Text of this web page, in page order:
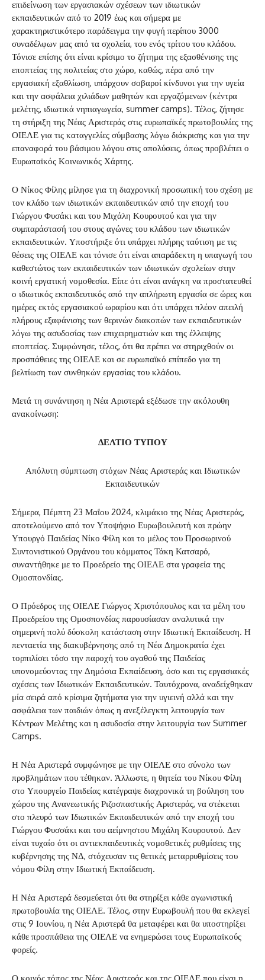
επιδείνωση των εργασιακών σχέσεων των ιδιωτικών
εκπαιδευτικών από το 2019 έως και σήμερα με
χαρακτηριστικότερο παράδειγμα την φυγή περίπου 3000
συναδέλφων μας από τα σχολεία, του ενός τρίτου του κλάδου.
Τόνισε επίσης ότι είναι κρίσιμο το ζήτημα της εξασθένισης της
εποπτείας της πολιτείας στο χώρο, καθώς, πέρα από την
εργασιακή εξαθλίωση, υπάρχουν σοβαροί κίνδυνοι για την υγεία
και την ασφάλεια χιλιάδων μαθητών και εργαζόμενων (κέντρα
μελέτης, ιδιωτικά νηπιαγωγεία, summer camps). Τέλος, ζήτησε
τη στήριξη της Νέας Αριστεράς στις ευρωπαϊκές πρωτοβουλίες της
ΟΙΕΛΕ για τις καταγγελίες σύμβασης λόγω διάκρισης και για την
επαναφορά του βάσιμου λόγου στις απολύσεις, όπως προβλέπει ο
Ευρωπαϊκός Κοινωνικός Χάρτης.
Ο Νίκος Φίλης μίλησε για τη διαχρονική προσωπική του σχέση με
τον κλάδο των ιδιωτικών εκπαιδευτικών από την εποχή του
Γιώργου Φυσάκι και του Μιχάλη Κουρουτού και για την
συμπαράστασή του στους αγώνες του κλάδου των ιδιωτικών
εκπαιδευτικών. Υποστήριξε ότι υπάρχει πλήρης ταύτιση με τις
θέσεις της ΟΙΕΛΕ και τόνισε ότι είναι απαράδεκτη η υπαγωγή του
καθεστώτος των εκπαιδευτικών των ιδιωτικών σχολείων στην
κοινή εργατική νομοθεσία. Είπε ότι είναι ανάγκη να προστατευθεί
ο ιδιωτικός εκπαιδευτικός από την απλήρωτη εργασία σε ώρες και
ημέρες εκτός εργασιακού ωραρίου και ότι υπάρχει πλέον απειλή
πλήρους εξαφάνισης των θερινών διακοπών των εκπαιδευτικών
λόγω της ασυδοσίας των επιχειρηματιών και της έλλειψης
εποπτείας. Συμφώνησε, τέλος, ότι θα πρέπει να στηριχθούν οι
προσπάθειες της ΟΙΕΛΕ και σε ευρωπαϊκό επίπεδο για τη
βελτίωση των συνθηκών εργασίας του κλάδου.
Μετά τη συνάντηση η Νέα Αριστερά εξέδωσε την ακόλουθη
ανακοίνωση:
ΔΕΛΤΙΟ ΤΥΠΟΥ
Απόλυτη σύμπτωση στόχων Νέας Αριστεράς και Ιδιωτικών
Εκπαιδευτικών
Σήμερα, Πέμπτη 23 Μαΐου 2024, κλιμάκιο της Νέας Αριστεράς,
αποτελούμενο από τον Υποψήφιο Ευρωβουλευτή και πρώην
Υπουργό Παιδείας Νίκο Φίλη και το μέλος του Προσωρινού
Συντονιστικού Οργάνου του κόμματος Τάκη Κατσαρό,
συναντήθηκε με το Προεδρείο της ΟΙΕΛΕ στα γραφεία της
Ομοσπονδίας.
Ο Πρόεδρος της ΟΙΕΛΕ Γιώργος Χριστόπουλος και τα μέλη του
Προεδρείου της Ομοσπονδίας παρουσίασαν αναλυτικά την
σημερινή πολύ δύσκολη κατάσταση στην Ιδιωτική Εκπαίδευση. Η
πενταετία της διακυβέρνησης από τη Νέα Δημοκρατία έχει
τορπιλίσει τόσο την παροχή του αγαθού της Παιδείας
υπονομεύοντας την Δημόσια Εκπαίδευση, όσο και τις εργασιακές
σχέσεις των Ιδιωτικών Εκπαιδευτικών. Ταυτόχρονα, αναδείχθηκαν
μία σειρά από κρίσιμα ζητήματα για την υγιεινή αλλά και την
ασφάλεια των παιδιών όπως η ανεξέλεγκτη λειτουργία των
Κέντρων Μελέτης και η ασυδοσία στην λειτουργία των Summer
Camps.
Η Νέα Αριστερά συμφώνησε με την ΟΙΕΛΕ στο σύνολο των
προβλημάτων που τέθηκαν. Άλλωστε, η θητεία του Νίκου Φίλη
στο Υπουργείο Παιδείας κατέγραψε διαχρονικά τη βούληση του
χώρου της Ανανεωτικής Ριζοσπαστικής Αριστεράς, να στέκεται
στο πλευρό των Ιδιωτικών Εκπαιδευτικών από την εποχή του
Γιώργου Φυσσάκι και του αείμνηστου Μιχάλη Κουρουτού. Δεν
είναι τυχαίο ότι οι αντιεκπαιδευτικές νομοθετικές ρυθμίσεις της
κυβέρνησης της ΝΔ, στόχευσαν τις θετικές μεταρρυθμίσεις του
νόμου Φίλη στην Ιδιωτική Εκπαίδευση.
Η Νέα Αριστερά δεσμεύεται ότι θα στηρίξει κάθε αγωνιστική
πρωτοβουλία της ΟΙΕΛΕ. Τέλος, στην Ευρωβουλή που θα εκλεγεί
στις 9 Ιουνίου, η Νέα Αριστερά θα μεταφέρει και θα υποστηρίξει
κάθε προσπάθεια της ΟΙΕΛΕ να ενημερώσει τους Ευρωπαϊκούς
φορείς.
Ο κοινός τόπος της Νέας Αριστεράς και της ΟΙΕΛΕ που είναι η